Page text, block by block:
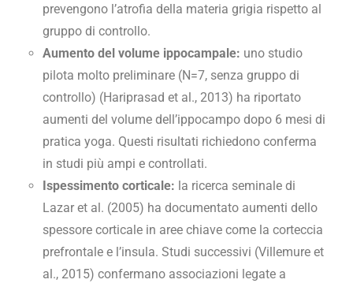
prevengono l’atrofia della materia grigia rispetto al
gruppo di controllo.
Aumento del volume ippocampale: uno studio
pilota molto preliminare (N=7, senza gruppo di
controllo) (Hariprasad et al., 2013) ha riportato
aumenti del volume dell’ippocampo dopo 6 mesi di
pratica yoga. Questi risultati richiedono conferma
in studi più ampi e controllati.
Ispessimento corticale: la ricerca seminale di
Lazar et al. (2005) ha documentato aumenti dello
spessore corticale in aree chiave come la corteccia
prefrontale e l’insula. Studi successivi (Villemure et
al., 2015) confermano associazioni legate a